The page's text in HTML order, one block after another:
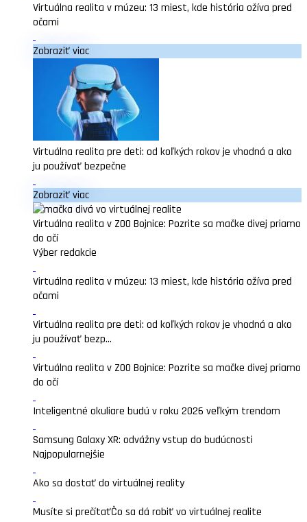
Virtuálna realita v múzeu: 13 miest, kde história ožíva pred
očami
Zobraziť viac
Virtuálna realita pre deti: od koľkých rokov je vhodná a ako
ju používať bezpečne
Zobraziť viac
Virtuálna realita v ZOO Bojnice: Pozrite sa mačke divej priamo
do očí
Výber redakcie
Virtuálna realita v múzeu: 13 miest, kde história ožíva pred
očami
Virtuálna realita pre deti: od koľkých rokov je vhodná a ako
ju používať bezp...
Virtuálna realita v ZOO Bojnice: Pozrite sa mačke divej priamo
do očí
Inteligentné okuliare budú v roku 2026 veľkým trendom
Samsung Galaxy XR: odvážny vstup do budúcnosti
Najpopularnejšie
Ako sa dostať do virtuálnej reality
Musíte si prečítaťČo sa dá robiť vo virtuálnej realite